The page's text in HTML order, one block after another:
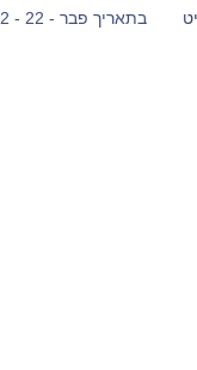
בתאריך פבר - 22 - 2012